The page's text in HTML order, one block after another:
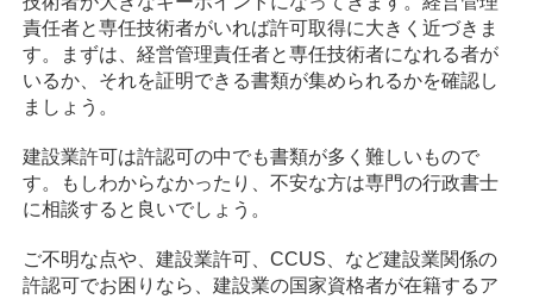
責任者と専任技術者がいれば許可取得に大きく近づきま
す。まずは、経営管理責任者と専任技術者になれる者が
いるか、それを証明できる書類が集められるかを確認し
ましょう。
建設業許可は許認可の中でも書類が多く難しいもので
す。もしわからなかったり、不安な方は専門の行政書士
に相談すると良いでしょう。
ご不明な点や、建設業許可、CCUS、など建設業関係の
許認可でお困りなら、建設業の国家資格者が在籍するア